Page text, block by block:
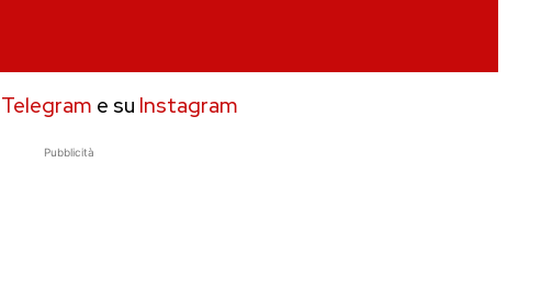
Telegram e su Instagram
Pubblicità